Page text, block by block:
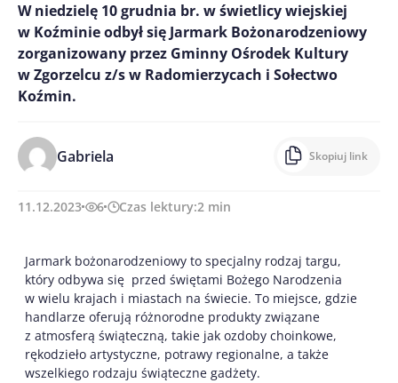
W niedzielę 10 grudnia br. w świetlicy wiejskiej
w Koźminie odbył się Jarmark Bożonarodzeniowy
zorganizowany przez Gminny Ośrodek Kultury
w Zgorzelcu z/s w Radomierzycach i Sołectwo
Koźmin.
Gabriela Skopiuj link
11.12.2023 6 Czas lektury:2 min
Jarmark bożonarodzeniowy to specjalny rodzaj targu,
który odbywa się przed świętami Bożego Narodzenia
w wielu krajach i miastach na świecie. To miejsce, gdzie
handlarze oferują różnorodne produkty związane
z atmosferą świąteczną, takie jak ozdoby choinkowe,
rękodzieło artystyczne, potrawy regionalne, a także
wszelkiego rodzaju świąteczne gadżety.